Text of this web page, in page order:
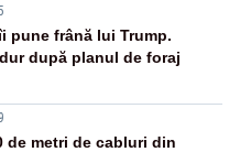
pune frână lui Trump.
după planul de foraj
de metri de cabluri din